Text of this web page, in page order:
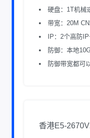
硬盘：1T机械
带宽：20M
IP：2个高防
防御：本地
防御带宽都可
香港E5-